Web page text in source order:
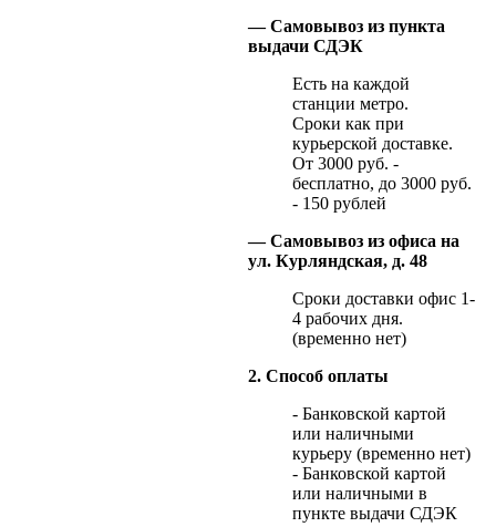
— Самовывоз из пункта
выдачи СДЭК
Есть на каждой
станции метро.
Сроки как при
курьерской доставке.
От 3000 руб. -
бесплатно, до 3000 руб.
- 150 рублей
— Самовывоз из офиса на
ул. Курляндская, д. 48
Сроки доставки офис 1-
4 рабочих дня.
(временно нет)
2. Способ оплаты
- Банковской картой
или наличными
курьеру (временно нет)
- Банковской картой
или наличными в
пункте выдачи СДЭК